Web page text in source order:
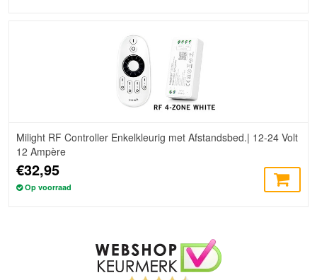
Milight RF Controller Enkelkleurig met Afstandsbed.| 12-24 Volt
12 Ampère
€32,95
Op voorraad